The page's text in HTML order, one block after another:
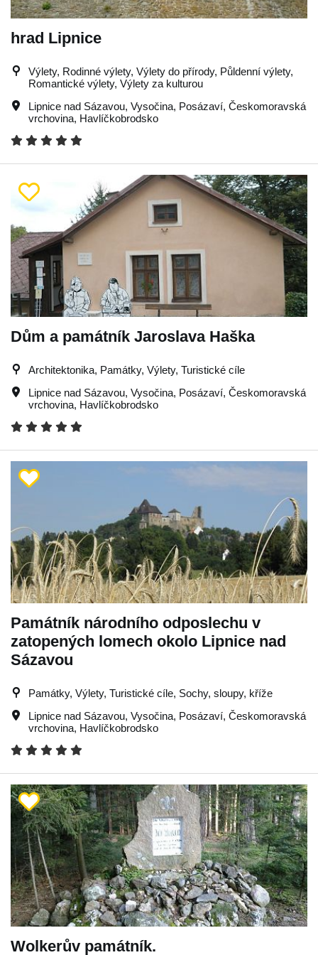
hrad Lipnice
Výlety, Rodinné výlety, Výlety do přírody, Půldenní výlety,
Romantické výlety, Výlety za kulturou
Lipnice nad Sázavou, Vysočina, Posázaví, Českomoravská
vrchovina, Havlíčkobrodsko
Dům a památník Jaroslava Haška
Architektonika, Památky, Výlety, Turistické cíle
Lipnice nad Sázavou, Vysočina, Posázaví, Českomoravská
vrchovina, Havlíčkobrodsko
Památník národního odposlechu v
zatopených lomech okolo Lipnice nad
Sázavou
Památky, Výlety, Turistické cíle, Sochy, sloupy, kříže
Lipnice nad Sázavou, Vysočina, Posázaví, Českomoravská
vrchovina, Havlíčkobrodsko
Wolkerův památník.